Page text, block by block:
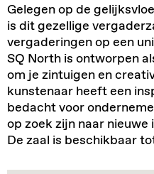
Gelegen op de
is dit gezellige
vergaderingen op een
SQ North is ontworpen
om je zintuigen en
kunstenaar heeft een
bedacht voor
op zoek zijn naar
De zaal is beschikbaar